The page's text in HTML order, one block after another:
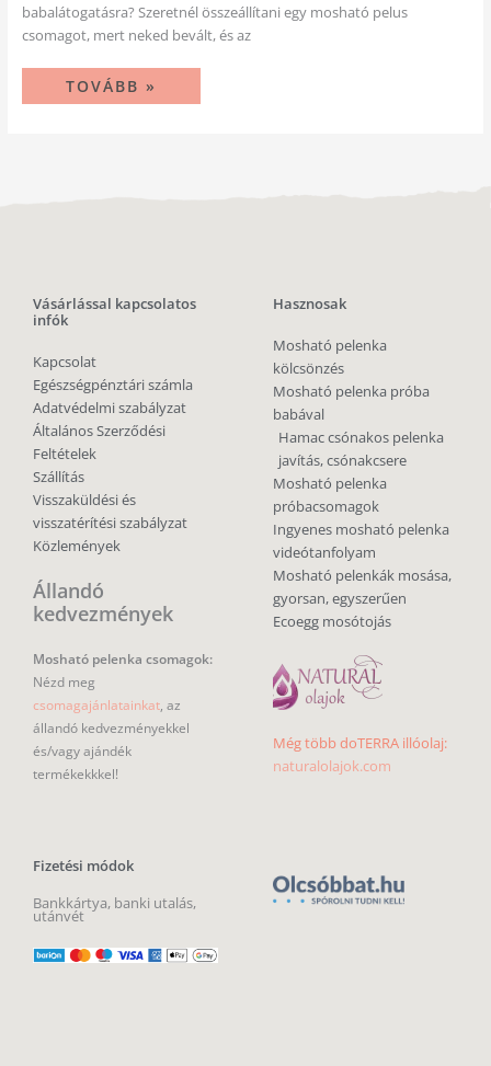
babalátogatásra? Szeretnél összeállítani egy mosható pelus
csomagot, mert neked bevált, és az
TOVÁBB »
Vásárlással kapcsolatos
infók
Kapcsolat
Egészségpénztári számla
Adatvédelmi szabályzat
Általános Szerződési
Feltételek
Szállítás
Visszaküldési és
visszatérítési szabályzat
Közlemények
Állandó
kedvezmények
Mosható pelenka csomagok:
Nézd meg
csomagajánlatainkat, az
állandó kedvezményekkel
és/vagy ajándék
termékekkkel!
Fizetési módok
Bankkártya, banki utalás,
utánvét
Hasznosak
Mosható pelenka
kölcsönzés
Mosható pelenka próba
babával
Hamac csónakos pelenka
javítás, csónakcsere
Mosható pelenka
próbacsomagok
Ingyenes mosható pelenka
videótanfolyam
Mosható pelenkák mosása,
gyorsan, egyszerűen
Ecoegg mosótojás
Még több doTERRA illóolaj:
naturalolajok.com